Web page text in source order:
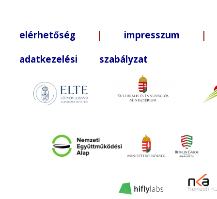
elérhetőség | impresszum |
adatkezelési szabályzat